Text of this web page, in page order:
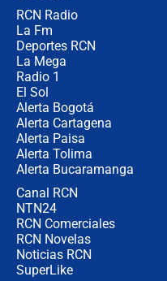
RCN Radio
La Fm
Deportes RCN
La Mega
Radio 1
El Sol
Alerta Bogotá
Alerta Cartagena
Alerta Paisa
Alerta Tolima
Alerta Bucaramanga
Canal RCN
NTN24
RCN Comerciales
RCN Novelas
Noticias RCN
SuperLike